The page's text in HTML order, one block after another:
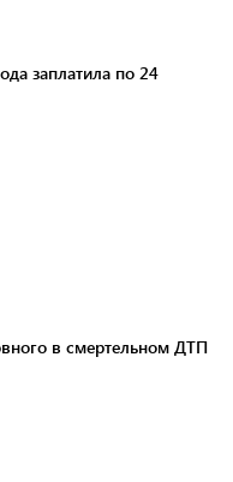
заплатила по 24
в смертельном ДТП